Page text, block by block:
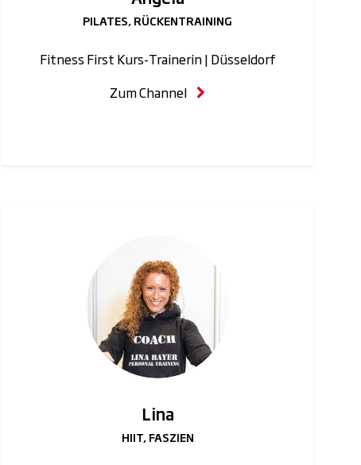
Zum Channel
PILATES, RÜCKENTRAINING
Fitness First Kurs-Trainerin | Düsseldorf
Lina
HIIT, FASZIEN